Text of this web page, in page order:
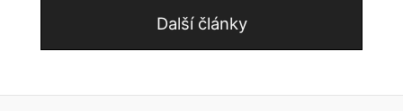
Další články